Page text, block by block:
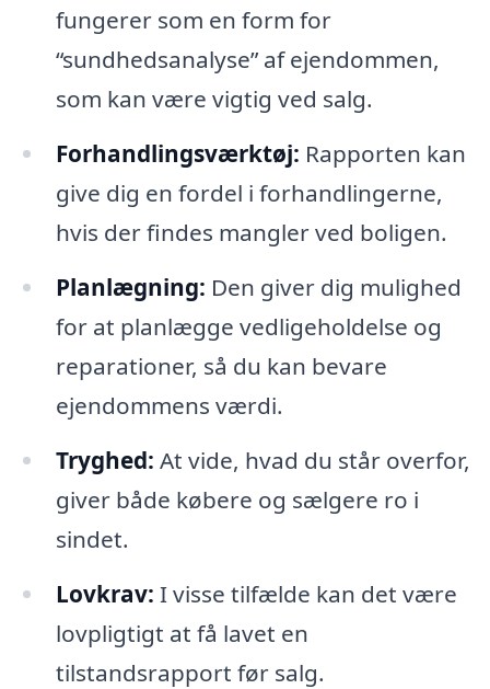
fungerer som en form for
“sundhedsanalyse” af ejendommen,
som kan være vigtig ved salg.
Forhandlingsværktøj: Rapporten kan
give dig en fordel i forhandlingerne,
hvis der findes mangler ved boligen.
Planlægning: Den giver dig mulighed
for at planlægge vedligeholdelse og
reparationer, så du kan bevare
ejendommens værdi.
Tryghed: At vide, hvad du står overfor,
giver både købere og sælgere ro i
sindet.
Lovkrav: I visse tilfælde kan det være
lovpligtigt at få lavet en
tilstandsrapport før salg.